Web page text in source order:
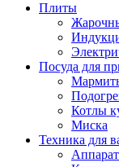
Плиты
Посуда для
Котлы
Миска
Техника для